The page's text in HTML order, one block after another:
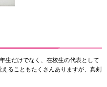
生だけでなく、在校生の代表として
ることもたくさんありますが、真剣